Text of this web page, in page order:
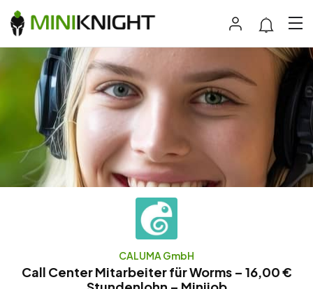
CALUMA GmbH
Call Center Mitarbeiter für Worms – 16,00 €